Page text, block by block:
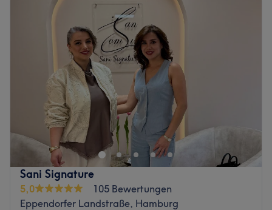
Sani Signature
5,0
105 Bewertungen
Eppendorfer Landstraße, Hamburg